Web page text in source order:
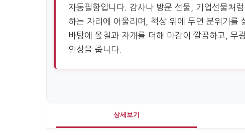
자동필함입니다. 감사나 방문 선물, 기업선물처
하는 자리에 어울리며, 책상 위에 두면 분위기를
바탕에 옻칠과 자개를 더해 마감이 깔끔하고, 무
인상을 줍니다.
상세보기